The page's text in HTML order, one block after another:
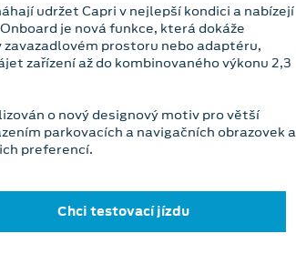
udržet Capri v nejlepší kondici a nabízejí
je nová funkce, která dokáže
zavazadlovém prostoru nebo adaptéru,
zařízení až do kombinovaného výkonu 2,3
o nový designový motiv pro větší
parkovacích a navigačních obrazovek a
preferencí.
Chci testovací jízdu